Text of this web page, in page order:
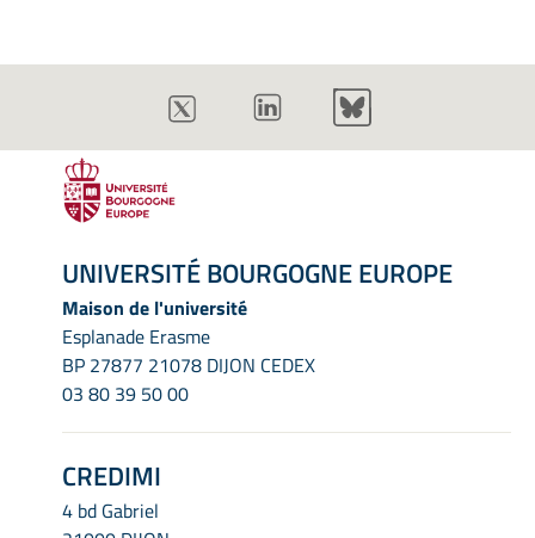
UNIVERSITÉ BOURGOGNE EUROPE
Maison de l'université
Esplanade Erasme
BP 27877 21078 DIJON CEDEX
03 80 39 50 00
CREDIMI
4 bd Gabriel